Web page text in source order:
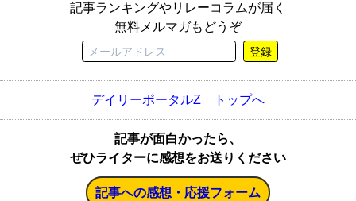
記事ランキングやリレーコラムが届く
無料メルマガもどうぞ
登録
デイリーポータルZ トップへ
記事が面白かったら、
ぜひライターに感想をお送りください
記事への感想・応援フォーム